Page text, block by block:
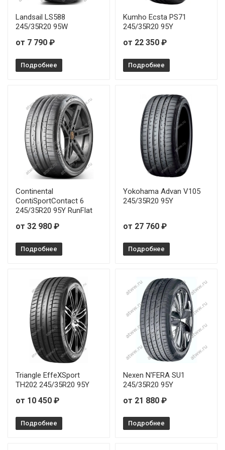
Bridgestone Potenza Adrenalin RE004 275/35R19 100W
Landsail LS588
245/35R20 95W
от 7 790 ₽
Подробнее
Kumho Ecsta PS71
245/35R20 95Y
от 22 350 ₽
Подробнее
Continental
ContiSportContact 6
245/35R20 95Y RunFlat
от 32 980 ₽
Подробнее
Yokohama Advan V105
245/35R20 95Y
от 27 760 ₽
Подробнее
Triangle EffeXSport
TH202 245/35R20 95Y
от 10 450 ₽
Подробнее
Nexen N'FERA SU1
245/35R20 95Y
от 21 880 ₽
Подробнее